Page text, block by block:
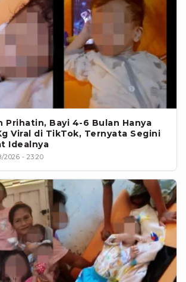
Prihatin, Bayi 4-6 Bulan Hanya
Viral di TikTok, Ternyata Segini
Idealnya
2026 - 23:20